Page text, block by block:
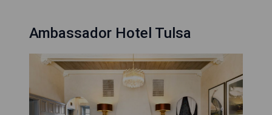
Ambassador Hotel Tulsa